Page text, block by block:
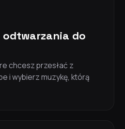
do
chcesz przesłać z
i wybierz muzykę, którą